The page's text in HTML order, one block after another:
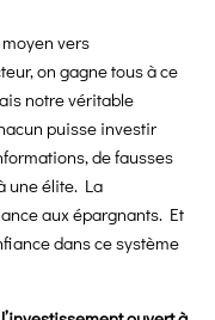
moyen vers
on gagne tous à ce
notre véritable
puisse investir
de fausses
une élite. La
aux épargnants. Et
dans ce système